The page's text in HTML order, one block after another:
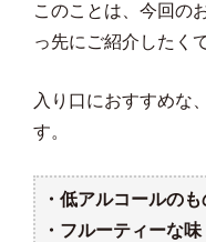
このことは、今回の
っ先にご紹介したくて
入り口におすすめな
す。
・低アルコールのも
・フルーティーな